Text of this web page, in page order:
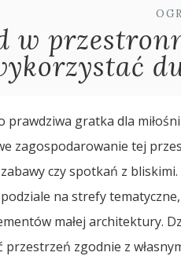
w
prawdziwa gratka dla
zagospodarowanie tej
czy spotkań z
na strefy
małej architektury.
zgodnie z